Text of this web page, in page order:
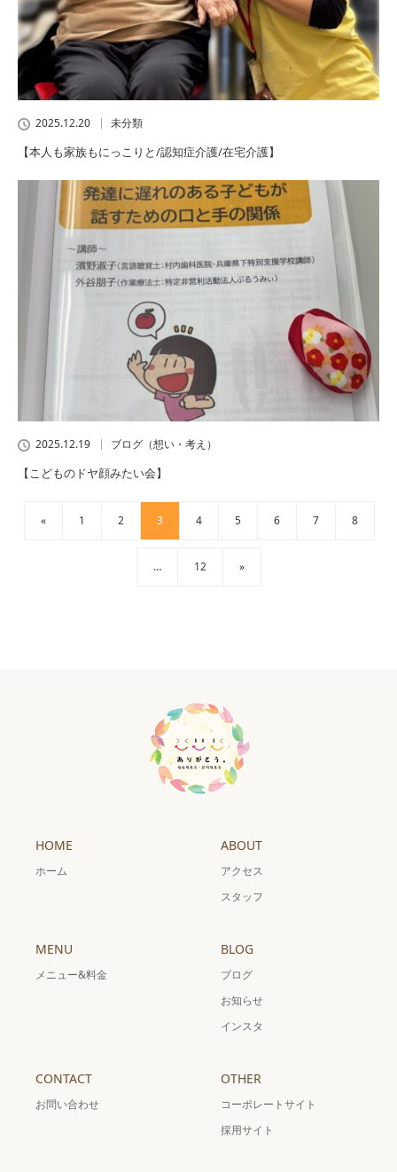
2025.12.20 未分類
【本人も家族もにっこりと/認知症介護/在宅介護】
2025.12.19 ブログ（想い・考え）
【こどものドヤ顔みたい会】
« 1 2 3 4 5 6 7 8
… 12 »
HOME
ホーム
ABOUT
アクセス
スタッフ
MENU
メニュー&料金
BLOG
ブログ
お知らせ
インスタ
CONTACT
お問い合わせ
OTHER
コーポレートサイト
採用サイト